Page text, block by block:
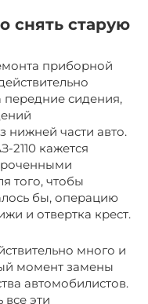
снять старую
приборной
передние сидения,
нижней части авто.
кажется
того, чтобы
бы, операцию
и отвертка крест.
много и
момент замены
автомобилистов.
эти